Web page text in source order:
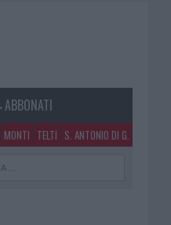
ABBONATI
MONTI TELTI S. ANTONIO DI G.